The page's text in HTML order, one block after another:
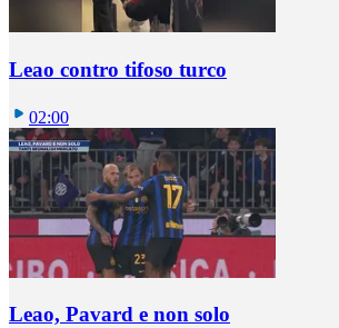
Leao contro tifoso turco
02:00
Leao, Pavard e non solo